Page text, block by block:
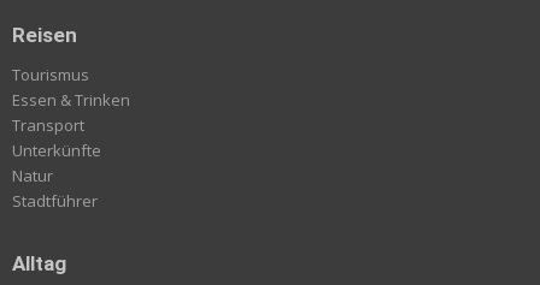
Reisen
Tourismus
Essen & Trinken
Transport
Unterkünfte
Natur
Stadtführer
Alltag